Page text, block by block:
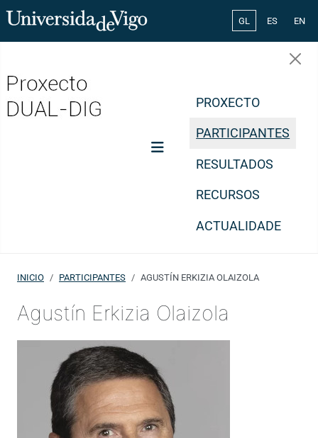
Select your
GL ES EN
PROXECTO
PARTICIPANTES
RESULTADOS
RECURSOS
ACTUALIDADE
INICIO PARTICIPANTES AGUSTÍN ERKIZIA OLAIZOLA
Agustín Erkizia Olaizola